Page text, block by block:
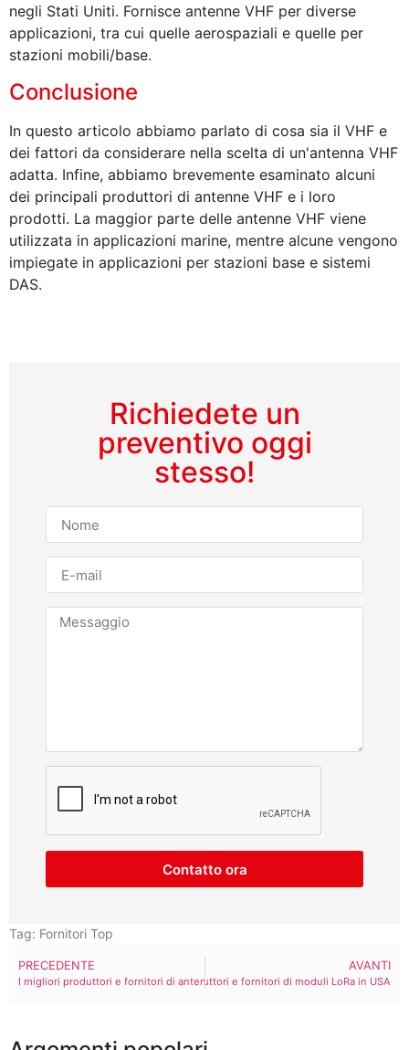
negli Stati Uniti. Fornisce antenne VHF per diverse
applicazioni, tra cui quelle aerospaziali e quelle per
stazioni mobili/base.
Conclusione
In questo articolo abbiamo parlato di cosa sia il VHF e
dei fattori da considerare nella scelta di un'antenna VHF
adatta. Infine, abbiamo brevemente esaminato alcuni
dei principali produttori di antenne VHF e i loro
prodotti. La maggior parte delle antenne VHF viene
utilizzata in applicazioni marine, mentre alcune vengono
impiegate in applicazioni per stazioni base e sistemi
DAS.
Richiedete un
preventivo oggi
stesso!
Contatto ora
Tag: Fornitori Top
AVANTI
I migliori produttori e fornitori di moduli LoRa in USA
PRECEDENTE
I migliori produttori e fornitori di antenne MIMO in USA